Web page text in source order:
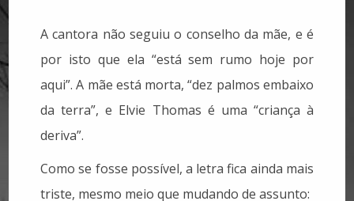
A cantora não seguiu o conselho da mãe, e é
por isto que ela “está sem rumo hoje por
aqui”. A mãe está morta, “dez palmos embaixo
da terra”, e Elvie Thomas é uma “criança à
deriva”.
Como se fosse possível, a letra fica ainda mais
triste, mesmo meio que mudando de assunto: